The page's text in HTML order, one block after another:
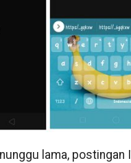
lama, postingan